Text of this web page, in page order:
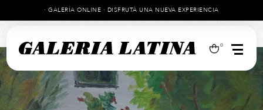
· GALERÍA ONLINE · DISFRUTÁ UNA NUEVA EXPERIENCIA
0